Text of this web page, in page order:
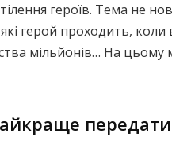
героїв. Тема не
герой проходить,
мільйонів… На